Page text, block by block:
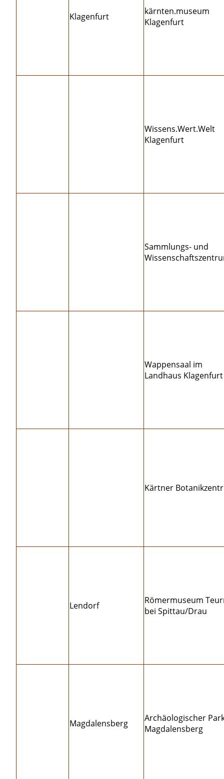
Klagenfurt
kärnten.museum
Klagenfurt
Wissens.Wert.Welt
Klagenfurt
Sammlungs- und
Wappensaal im
Landhaus Klagenfurt
Kärtner
Lendorf
Römermuseum
bei Spittau/Drau
Magdalensberg
Archäologischer
Magdalensberg